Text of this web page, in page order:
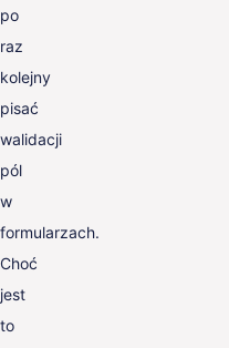
po
raz
kolejny
pisać
walidacji
pól
w
formularzach.
Choć
jest
to